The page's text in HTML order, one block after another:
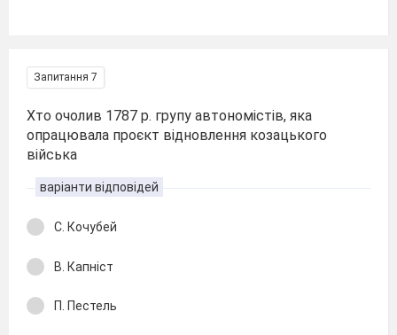
Запитання 7
Хто очолив 1787 р. групу автономістів, яка
опрацювала проєкт відновлення козацького
війська
варіанти відповідей
С. Кочубей
В. Капніст
П. Пестель